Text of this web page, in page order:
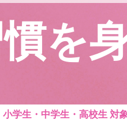
を
小学生・中学生・高校生 対